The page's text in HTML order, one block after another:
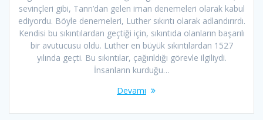
sevinçleri gibi, Tanrı’dan gelen iman denemeleri olarak kabul
ediyordu. Böyle denemeleri, Luther sıkıntı olarak adlandırırdı.
Kendisi bu sıkıntılardan geçtiği için, sıkıntıda olanların başarılı
bir avutucusu oldu. Luther en büyük sıkıntılardan 1527
yılında geçti. Bu sıkıntılar, çağırıldığı görevle ilgiliydi.
İnsanların kurduğu…
Devamı